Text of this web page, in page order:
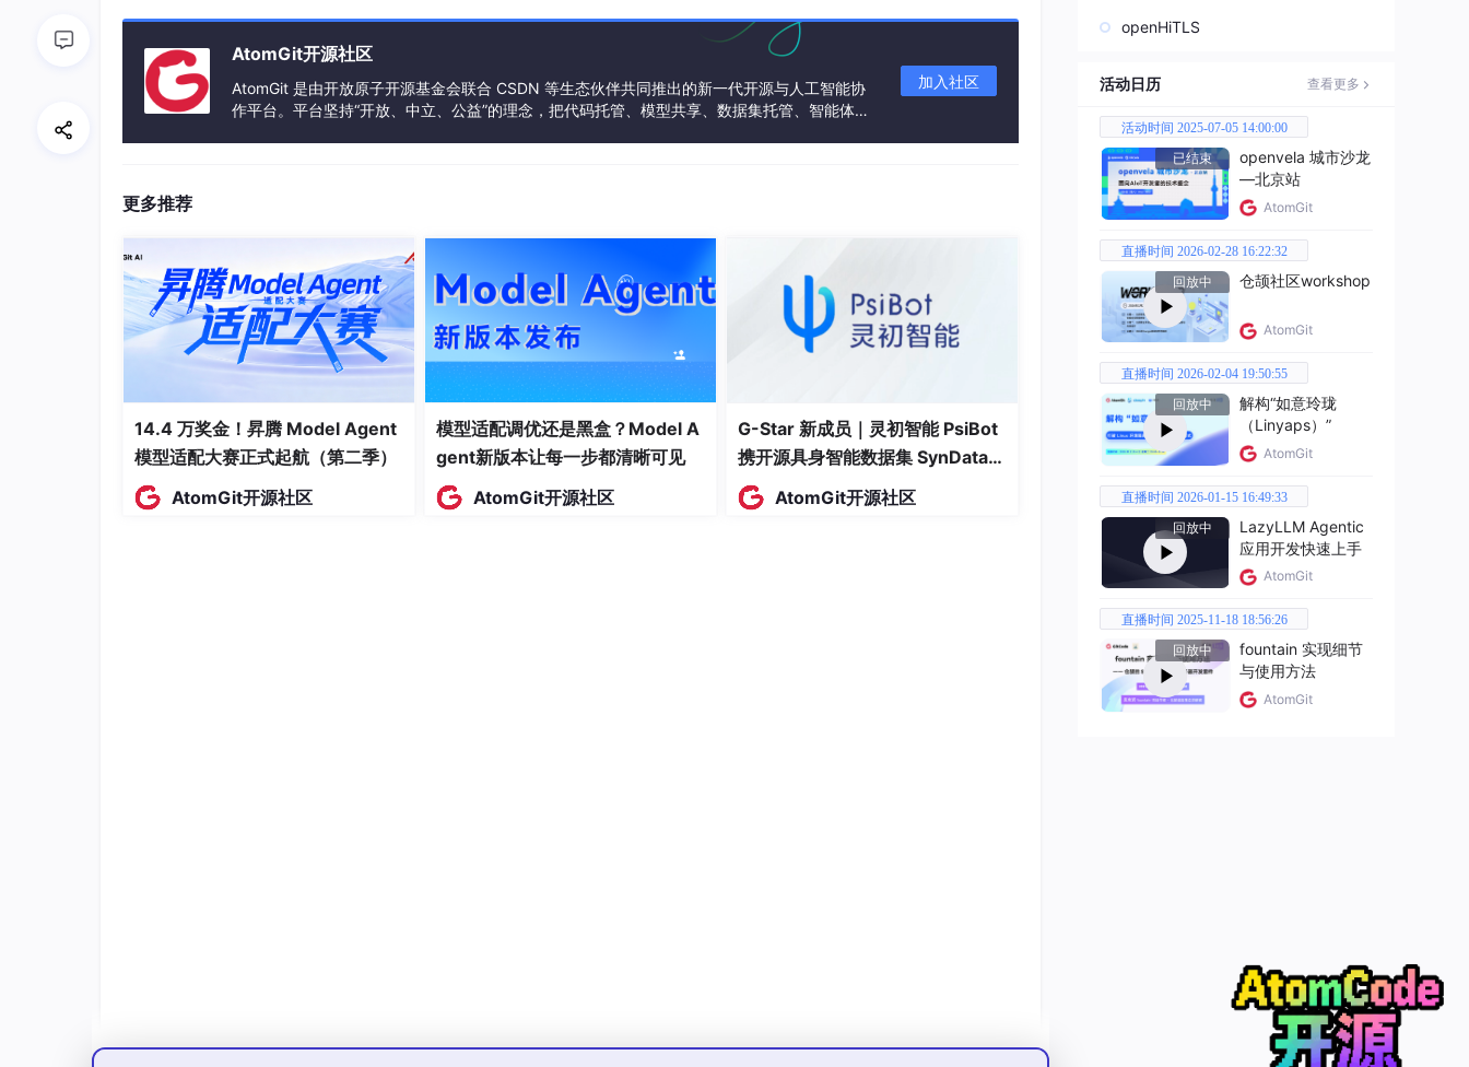
9. 首页轮播图：维护患者端首页轮播图标题、图片、跳转链接、排序与上下架状态。
10. 公告管理：发布医院公告与系统通知，支持置顶、启用与禁用。
11. 医疗资讯文章：发布健康科普文章，维护分类、封面图、作者与正文内容。
患者端图：
AtomGit开源社区
AtomGit 是由开放原子开源基金会联合 CSDN 等生态伙伴共同推出的新一代开源与人工智能协
作平台。平台坚持“开放、中立、公益”的理念，把代码托管、模型共享、数据集托管、智能体开
加入社区
更多推荐
14.4 万奖金！昇腾 Model Agent
模型适配大赛正式起航（第二季）
AtomGit开源社区
模型适配调优还是黑盒？Model A
gent新版本让每一步都清晰可见
AtomGit开源社区
G-Star 新成员｜灵初智能 PsiBot
携开源具身智能数据集 SynData
入驻 AtomGit
AtomGit开源社区
openHiTLS
活动日历 查看更多
活动时间 2025-07-05 14:00:00
已结束
openvela 城市沙龙
—北京站
AtomGit
直播时间 2026-02-28 16:22:32
回放中
仓颉社区workshop
AtomGit
直播时间 2026-02-04 19:50:55
回放中
解构“如意玲珑
（Linyaps）”
AtomGit
直播时间 2026-01-15 16:49:33
回放中
LazyLLM Agentic
应用开发快速上手
AtomGit
直播时间 2025-11-18 18:56:26
回放中
fountain 实现细节
与使用方法
AtomGit